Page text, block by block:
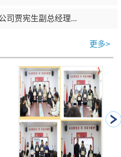
司贾宪生副总经理...
更多>